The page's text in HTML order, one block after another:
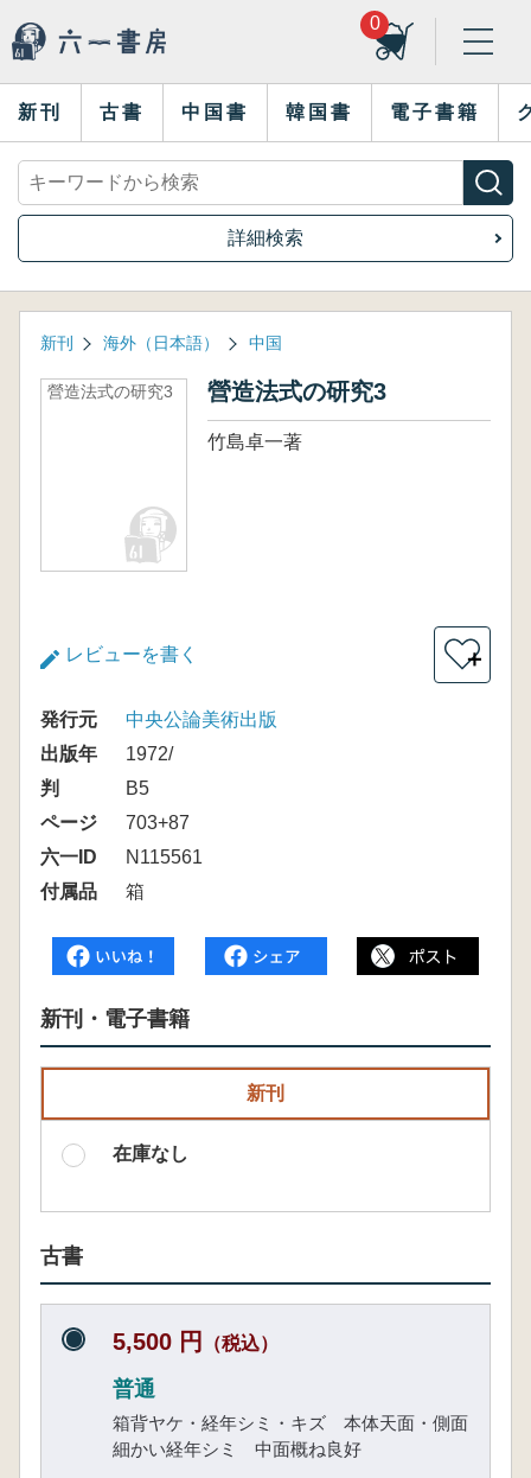
0
新刊 古書 中国書 韓国書 電子書籍
詳細検索
新刊 海外（日本語） 中国
營造法式の研究3 營造法式の研究3
竹島卓一著
レビューを書く ＋
発行元
中央公論美術出版
出版年
1972/
判
B5
ページ
703+87
六一ID
N115561
付属品
箱
新刊・電子書籍
新刊
在庫なし
古書
5,500 円 （税込）
普通
箱背ヤケ・経年シミ・キズ 本体天面・側面
細かい経年シミ 中面概ね良好